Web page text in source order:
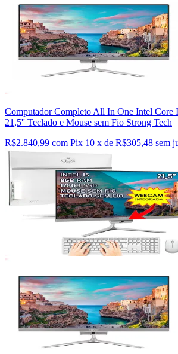
Computador Completo All In One Intel Core
21,5'' Teclado e Mouse sem Fio Strong Tech
R$2.840,99 com Pix 10 x de R$305,48 sem